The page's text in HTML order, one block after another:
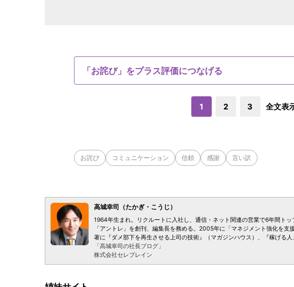
「お詫び」をプラス評価につなげる
1 2 3 全文表
お詫び コミュニケーション 信頼 感謝 言い訳
高城幸司（たかぎ・こうじ）
1964年生まれ。リクルートに入社し、通信・ネット関連の営業で6年間ト
「アントレ」を創刊、編集長を務める。2005年に「マネジメント強化を支
著に『ダメ部下を再生させる上司の技術』（マガジンハウス）、『稼げる人
「高城幸司の社長ブログ」
株式会社セレブレイン